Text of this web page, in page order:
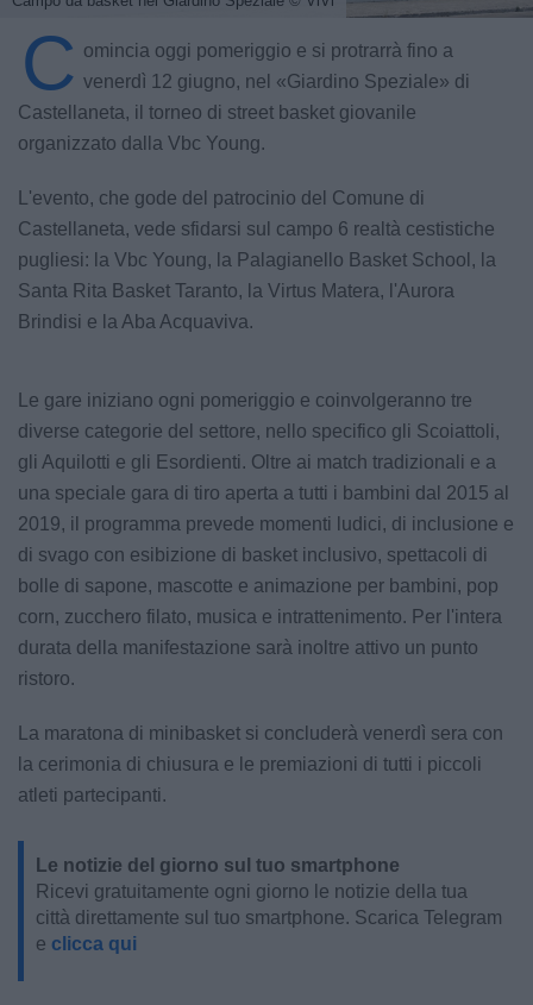
C omincia oggi pomeriggio e si protrarrà fino a
venerdì 12 giugno, nel «Giardino Speziale» di
Castellaneta, il torneo di street basket giovanile
organizzato dalla Vbc Young.
L'evento, che gode del patrocinio del Comune di
Castellaneta, vede sfidarsi sul campo 6 realtà cestistiche
pugliesi: la Vbc Young, la Palagianello Basket School, la
Santa Rita Basket Taranto, la Virtus Matera, l'Aurora
Brindisi e la Aba Acquaviva.
Le gare iniziano ogni pomeriggio e coinvolgeranno tre
diverse categorie del settore, nello specifico gli Scoiattoli,
gli Aquilotti e gli Esordienti. Oltre ai match tradizionali e a
una speciale gara di tiro aperta a tutti i bambini dal 2015 al
2019, il programma prevede momenti ludici, di inclusione e
di svago con esibizione di basket inclusivo, spettacoli di
bolle di sapone, mascotte e animazione per bambini, pop
corn, zucchero filato, musica e intrattenimento. Per l'intera
durata della manifestazione sarà inoltre attivo un punto
ristoro.
La maratona di minibasket si concluderà venerdì sera con
la cerimonia di chiusura e le premiazioni di tutti i piccoli
atleti partecipanti.
Le notizie del giorno sul tuo smartphone
Ricevi gratuitamente ogni giorno le notizie della tua
città direttamente sul tuo smartphone. Scarica Telegram
e clicca qui